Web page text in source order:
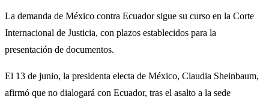
La demanda de México contra Ecuador sigue su curso en la Corte
Internacional de Justicia, con plazos establecidos para la
presentación de documentos.
El 13 de junio, la presidenta electa de México, Claudia Sheinbaum,
afirmó que no dialogará con Ecuador, tras el asalto a la sede